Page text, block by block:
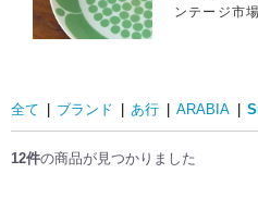
ンテージ市
全て ブランド あ行 ARABIA
12件の商品が見つかりました